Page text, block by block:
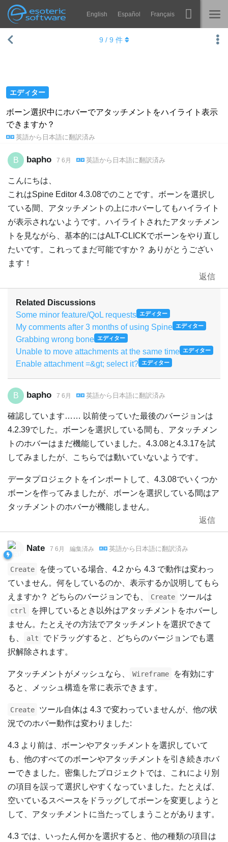
Esoteric Software
Navigation English Español Français
ホーム
お問い合わせ
Spine
エディター
ボーン選択中にホバーでアタッチメントをハイライト表示
できますか？
英語から 日本語に翻訳済み
9 / 9 件
B bapho 7 6月 英語から 日本語に翻訳済み
こんにちは、
これはSpine Editor 4.3.08でのことです。ボーンを選択し
ている間、アタッチメントの上にホバーしてもハイライト
が表示されないようです。ハイライトされたアタッチメン
トを見ながら、基本的にはALT-CLICKでボーンをやり直し
たいです。これってまだ可能ですか？ ありがとうござい
ます！
返信
Related Discussions
Some minor feature/QoL requests エディター
My comments after 3 months of using Spine エディター
Grabbing wrong bone エディター
Unable to move attachments at the same time エディター
Enable attachment =&gt; select it? エディター
B bapho 7 6月 英語から 日本語に翻訳済み
確認しています…… 以前使っていた最後のバージョンは
4.2.39でした。ボーンを選択している間も、アタッチメン
トのホバーはまだ機能していました。4.3.08と4.3.17を試
してみましたが、こちらでは動いていないようです。
データプロジェクトをインポートして、4.3.08でいくつか
ボーンを作ってみましたが、ボーンを選択している間はア
タッチメントのホバーが機能しません。
返信
Nate 7 6月 編集済み 英語から 日本語に翻訳済み
Create
を使っている場合、4.2 から 4.3 で動作は変わっ
ていません。何をしているのか、表示するか説明してもら
えますか？ どちらのバージョンでも、
Create ツールは
ctrl
を押しているとき以外はアタッチメントをホバーし
ません。たとえその方法でアタッチメントを選択できて
も、
alt
でドラッグすると、どちらのバージョンでも選
択解除されます。
アタッチメントがメッシュなら、 Wireframe
を有効にす
ると、メッシュ構造を常に表示できます。
Create
ツール自体は 4.3 で変わっていませんが、他の状
況でのホバー動作は変わりました:
4.3 より前は、ボーンやアタッチメントを選択していて
も、他のすべてのボーンやアタッチメントを引き続きホバ
ーできました。密集したプロジェクトでは、これにより別
の項目を誤って選択しやすくなっていました。たとえば、
空いているスペースをドラッグしてボーンを変更しようと
して、アタッチメントに当たってしまうことがあります。
4.3 では、いったん何かを選択すると、他の種類の項目は